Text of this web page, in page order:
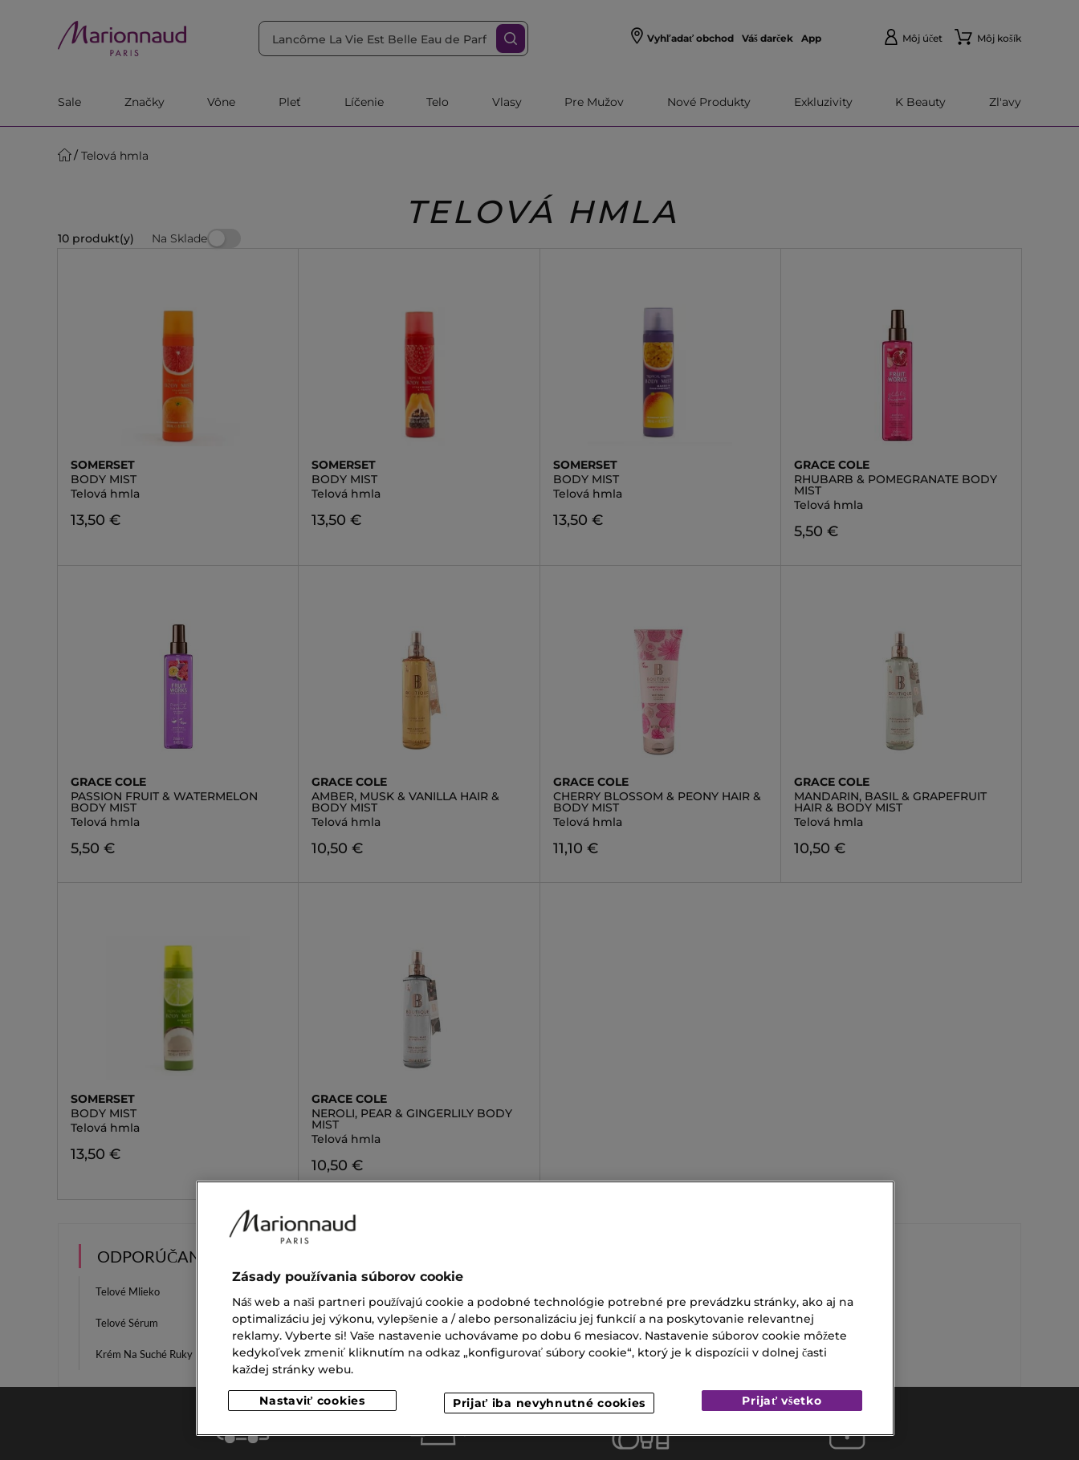
Vyhľadať obchod Váš darček App Môj účet Môj košík
Sale Značky Vône Pleť Líčenie Telo Vlasy Pre Mužov Nové Produkty Exkluzivity K Beauty Zl'avy
Telová hmla
TELOVÁ HMLA
10 produkt(y) Na Sklade
SOMERSET
BODY MIST
Telová hmla
13,50 €
SOMERSET
BODY MIST
Telová hmla
13,50 €
SOMERSET
BODY MIST
Telová hmla
13,50 €
GRACE COLE
RHUBARB & POMEGRANATE BODY
MIST
Telová hmla
5,50 €
GRACE COLE
PASSION FRUIT & WATERMELON
BODY MIST
Telová hmla
5,50 €
GRACE COLE
AMBER, MUSK & VANILLA HAIR &
BODY MIST
Telová hmla
10,50 €
GRACE COLE
CHERRY BLOSSOM & PEONY HAIR &
BODY MIST
Telová hmla
11,10 €
GRACE COLE
MANDARIN, BASIL & GRAPEFRUIT
HAIR & BODY MIST
Telová hmla
10,50 €
SOMERSET
BODY MIST
Telová hmla
13,50 €
GRACE COLE
NEROLI, PEAR & GINGERLILY BODY
MIST
Telová hmla
10,50 €
ODPORÚČANIA
Telové Mlieko
Telové Sérum Telové Mlieko Chloé Púder Na Make-Up Sisley Coral
Krém Na Suché Ruky Krém Na Mastnú Pleť
Zásady používania súborov cookie
Náš web a naši partneri používajú cookie a podobné technológie potrebné pre prevádzku stránky, ako aj na
optimalizáciu jej výkonu, vylepšenie a / alebo personalizáciu jej funkcií a na poskytovanie relevantnej
reklamy. Vyberte si! Vaše nastavenie uchovávame po dobu 6 mesiacov. Nastavenie súborov cookie môžete
kedykoľvek zmeniť kliknutím na odkaz „konfigurovať súbory cookie“, ktorý je k dispozícii v dolnej časti
každej stránky webu.
Nastaviť cookies Prijať iba nevyhnutné cookies Prijať všetko